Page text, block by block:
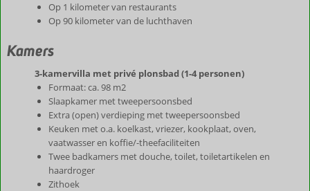
Op 1 kilometer van restaurants
Op 90 kilometer van de luchthaven
Kamers
3-kamervilla met privé plonsbad (1-4 personen)
Formaat: ca. 98 m2
Slaapkamer met tweepersoonsbed
Extra (open) verdieping met tweepersoonsbed
Keuken met o.a. koelkast, vriezer, kookplaat, oven,
vaatwasser en koffie/-theefaciliteiten
Twee badkamers met douche, toilet, toiletartikelen en
haardroger
Zithoek